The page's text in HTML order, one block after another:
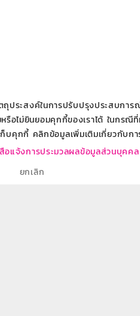
ถุประสงค์ในการปรับปรุงประสบการ
อไม่ยินยอมคุกกี้ของเราได้ ในกรณีที่
ก็บคุกกี้ คลิกข้อมูลเพิ่มเติมเกี่ยวกับก
อแจ้งการประมวลผลข้อมูลส่วนบุคคล
ยกเลิก